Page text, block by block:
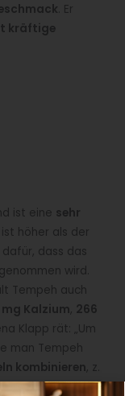
. Er
kräftige
ist eine sehr
höher als der
dass das
wird.
Tempeh auch
mg Kalzium, 266
Klapp rät: „Um
man Tempeh
kombinieren, z.